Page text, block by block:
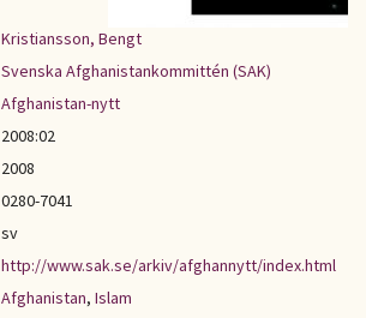
Kristiansson, Bengt
Svenska Afghanistankommittén (SAK)
Afghanistan-nytt
2008:02
2008
0280-7041
sv
http://www.sak.se/arkiv/afghannytt/index.html
Afghanistan, Islam